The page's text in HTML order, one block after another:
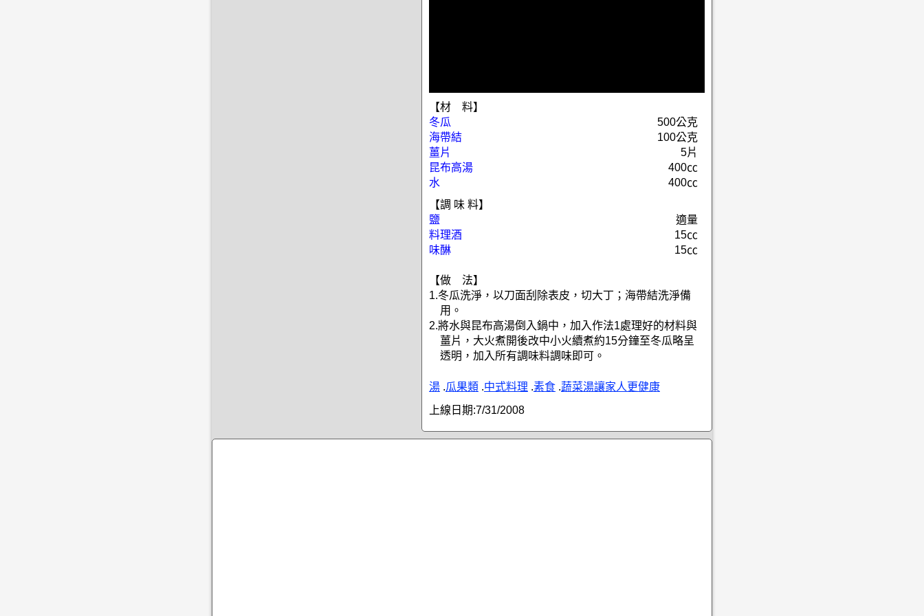
【材 料】
冬瓜
500公克
海帶結
100公克
薑片
5片
昆布高湯
400㏄
水
400㏄
【調 味 料】
鹽
適量
料理酒
15㏄
味醂
15㏄
【做 法】
1.冬瓜洗淨，以刀面刮除表皮，切大丁；海帶結洗淨備
用。
2.將水與昆布高湯倒入鍋中，加入作法1處理好的材料與
薑片，大火煮開後改中小火續煮約15分鐘至冬瓜略呈
透明，加入所有調味料調味即可。
湯 .瓜果類 .中式料理 .素食 .蔬菜湯讓家人更健康
上線日期:7/31/2008